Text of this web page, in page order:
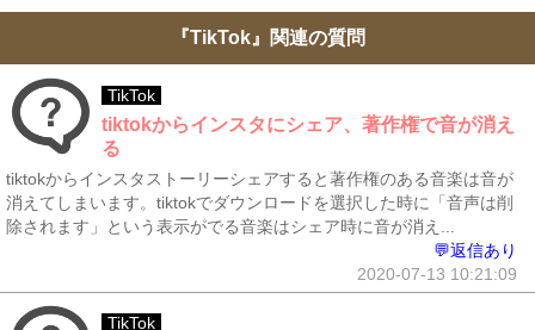
『TikTok』関連の質問
TikTok
tiktokからインスタにシェア、著作権で音が消え
る
tiktokからインスタストーリーシェアすると著作権のある音楽は音が
消えてしまいます。tiktokでダウンロードを選択した時に「音声は削
除されます」という表示がでる音楽はシェア時に音が消え...
💬返信あり
2020-07-13 10:21:09
TikTok